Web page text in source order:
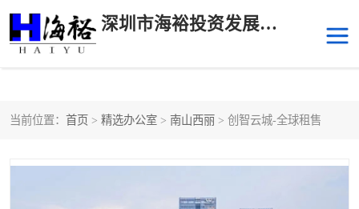
深圳市海裕投资发展有限公司
当前位置： 首页 > 精选办公室 > 南山西丽 > 创智云城-全球租售